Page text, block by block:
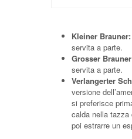
Kleiner Brauner:
servita a parte.
Grosser
servita a parte.
Verlangerter
versione
si preferisce
calda nella
poi estrarre un